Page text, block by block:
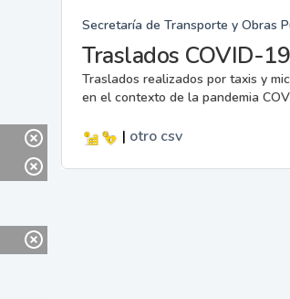
Secretaría de Transporte y Obras
Traslados COVID-19
Traslados realizados por taxis y
en el contexto de la pandemia
| otro csv